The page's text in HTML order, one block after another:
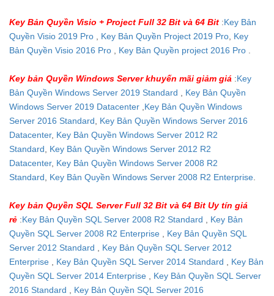
Key Bản Quyền Visio + Project Full 32 Bit và 64 Bit :Key Bản
Quyền Visio 2019 Pro
Key Bản Quyền Project 2019 Pro Key
Bản Quyền Visio 2016 Pro
Key Bản Quyền project 2016 Pro
Key bản Quyền Windows Server khuyến mãi giảm giá :Key
Bản Quyền Windows Server 2019 Standard
Key Bản Quyền
Windows Server 2019 Datacenter Key Bản Quyền Windows
Server 2016 Standard
Key Bản Quyền Windows Server 2016
Datacenter, Key Bản Quyền Windows Server 2012 R2
Standard
Key Bản Quyền Windows Server 2012 R2
Datacenter, Key Bản Quyền Windows Server 2008 R2
Standard
Key Bản Quyền Windows Server 2008 R2 Enterprise
Key bản Quyền SQL Server Full 32 Bit và 64 Bit Uy tín giá
rẻ :Key Bản Quyền SQL Server 2008 R2 Standard
Key Bản
Quyền SQL Server 2008 R2 Enterprise
Key Bản Quyền SQL
Server 2012 Standard
Key Bản Quyền SQL Server 2012
Enterprise
Key Bản Quyền SQL Server 2014 Standard
Key Bản
Quyền SQL Server 2014 Enterprise
Key Bản Quyền SQL Server
2016 Standard
Key Bản Quyền SQL Server 2016